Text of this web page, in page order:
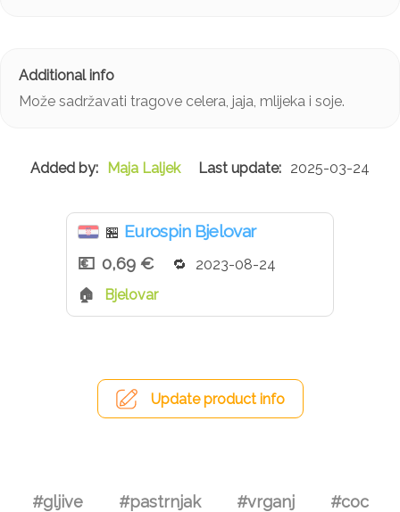
Može sadržavati tragove celera, jaja, mlijeka i soje.
Maja Laljek 2025-03-24
🏪 Eurospin Bjelovar
0,69 €
2023-08-24
Bjelovar
Update product info
#gljive #pastrnjak #vrganj #сос